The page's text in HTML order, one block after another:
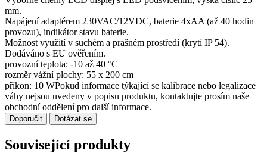
mm.
Napájení adaptérem 230VAC/12VDC, baterie 4xAA (až 40 hodin
provozu), indikátor stavu baterie.
Možnost využití v suchém a prašném prostředí (krytí IP 54).
Dodáváno s EU ověřením.
provozní teplota: -10 až 40 °C
rozměr vážní plochy: 55 x 200 cm
příkon: 10 WPokud informace týkající se kalibrace nebo legalizace
váhy nejsou uvedeny v popisu produktu, kontaktujte prosím naše
obchodní oddělení pro další informace.
Doporučit Dotázat se
Související produkty